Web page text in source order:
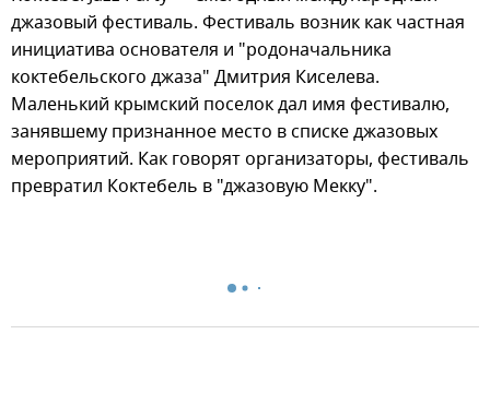
джазовый фестиваль. Фестиваль возник как частная
инициатива основателя и "родоначальника
коктебельского джаза" Дмитрия Киселева.
Маленький крымский поселок дал имя фестивалю,
занявшему признанное место в списке джазовых
мероприятий. Как говорят организаторы, фестиваль
превратил Коктебель в "джазовую Мекку".